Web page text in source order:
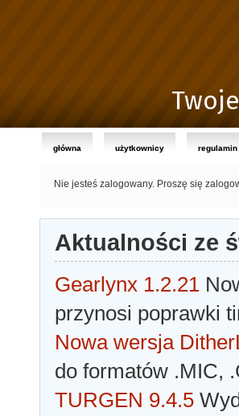
główna użytkownicy regulamin
Nie jesteś zalogowany. Proszę się
Aktualności ze
Gearlynx 1.2.21
przynosi poprawki
Nowa wersja
do formatów .MIC,
TURGEN 9.4.5